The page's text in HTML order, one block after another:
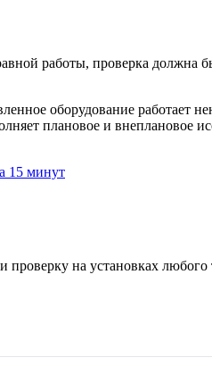
работы, проверка должна
оборудование работает
плановое и внеплановое
15 минут
на установках